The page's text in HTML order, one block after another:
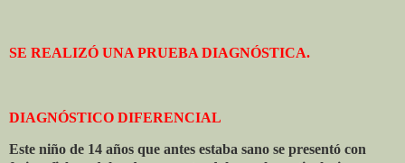
SE REALIZÓ UNA PRUEBA DIAGNÓSTICA.
DIAGNÓSTICO DIFERENCIAL
Este niño de 14 años que antes estaba sano se presentó con